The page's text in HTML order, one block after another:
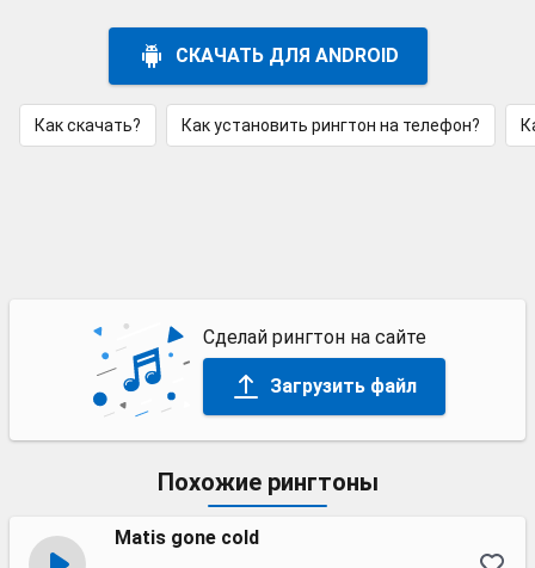
СКАЧАТЬ ДЛЯ ANDROID
Как скачать? Как установить рингтон на телефон?
Сделай рингтон на сайте
Загрузить файл
Похожие рингтоны
Matis gone cold